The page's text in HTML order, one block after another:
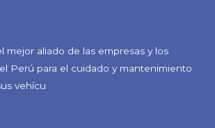
mejor aliado de las empresas y los
Perú para el cuidado y mantenimiento
vehícu